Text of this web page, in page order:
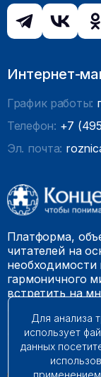
Интернет-
График работы:
Телефон: +7
Эл. почта:
Платформа,
читателей на
необходимости
гармоничного
встретить на
© 2009 – 2026.
Для анализа
использует
данных